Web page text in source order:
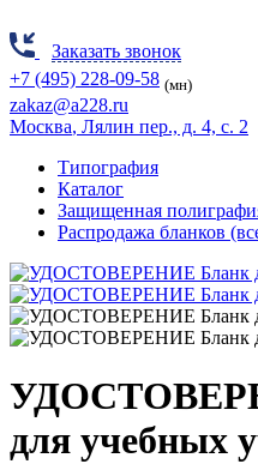
Заказать звонок
+7 (495) 228-09-58 (мн)
zakaz@a228.ru
Москва, Лялин пер., д. 4, с. 2
Типография
Каталог
Защищенная
Распродажа бланков
для учебных